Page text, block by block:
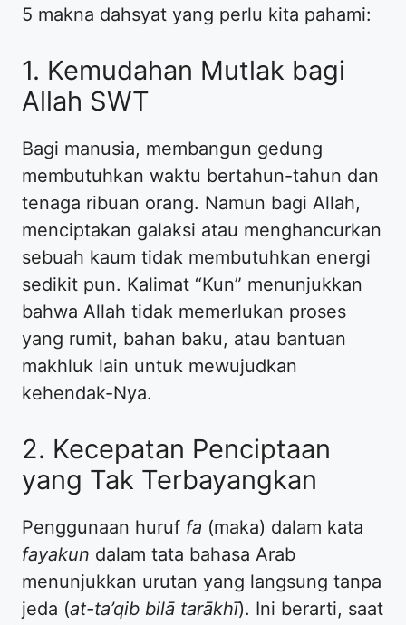
5 makna dahsyat yang perlu kita pahami:
1. Kemudahan Mutlak bagi
Allah SWT
Bagi manusia, membangun gedung
membutuhkan waktu bertahun-tahun dan
tenaga ribuan orang. Namun bagi Allah,
menciptakan galaksi atau menghancurkan
sebuah kaum tidak membutuhkan energi
sedikit pun. Kalimat “Kun” menunjukkan
bahwa Allah tidak memerlukan proses
yang rumit, bahan baku, atau bantuan
makhluk lain untuk mewujudkan
kehendak-Nya.
2. Kecepatan Penciptaan
yang Tak Terbayangkan
Penggunaan huruf fa (maka) dalam kata
fayakun dalam tata bahasa Arab
menunjukkan urutan yang langsung tanpa
jeda (at-ta’qib bilā tarākhī). Ini berarti, saat